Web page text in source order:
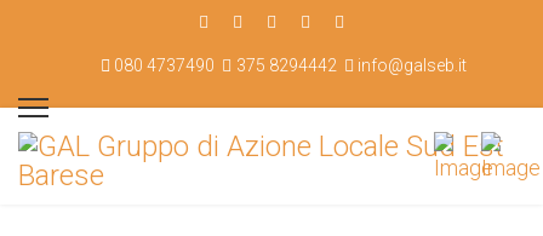
080 4737490 375 8294442 info@galseb.it